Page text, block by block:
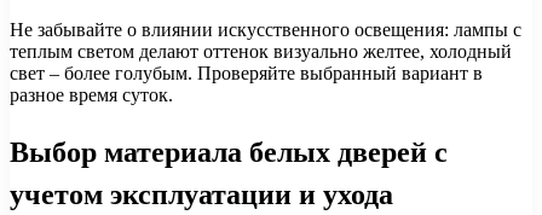
Не забывайте о влиянии искусственного освещения: лампы с
теплым светом делают оттенок визуально желтее, холодный
свет – более голубым. Проверяйте выбранный вариант в
разное время суток.
Выбор материала белых дверей с
учетом эксплуатации и ухода